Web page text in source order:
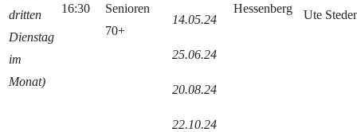
dritten
Dienstag
im
Monat)
16:30
Senioren
70+
14.05.24
25.06.24
20.08.24
22.10.24
Hessenberg
Ute